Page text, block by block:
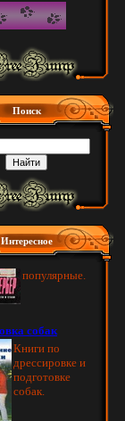
Поиск
Интересное